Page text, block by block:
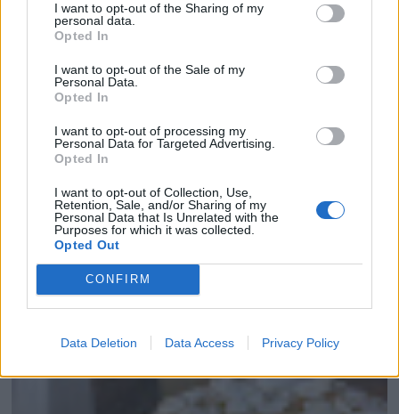
I want to opt-out of the Sharing of my
personal data.
Opted In
I want to opt-out of the Sale of my
Personal Data.
Opted In
I want to opt-out of processing my
Personal Data for Targeted Advertising.
Opted In
I want to opt-out of Collection, Use,
Retention, Sale, and/or Sharing of my
Personal Data that Is Unrelated with the
Purposes for which it was collected.
Opted Out
CONFIRM
Data Deletion Data Access Privacy Policy
BIZCOCHO DE ALMENDRA Y AVELLANAS